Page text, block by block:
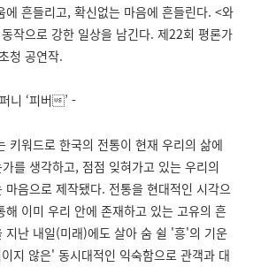
에 흔들리고, 확신없는 마음에 흔들린다. <와
작으로 강한 일상을 남긴다. 제22회 평론가
청 공연작.
니 ‘피버’ -
키워드로 한국의 전통이 현재 우리의 삶에
를 생각하고, 점점 잊혀가고 있는 우리의
마음으로 제작됐다. 전통을 현대적인 시각으
해 이미 우리 안에 존재하고 있는 고유의 흔
지난 내일(미래)에도 살아 숨 쉴 '흥'의 기운
지 않은' 동시대적인 익숙함으로 관객과 대